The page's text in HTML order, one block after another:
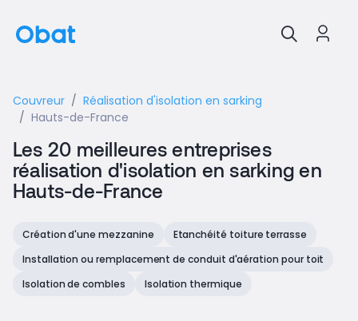
Couvreur
Réalisation d'isolation en sarking
Hauts-de-France
Les 20 meilleures entreprises
réalisation d'isolation en sarking en
Hauts-de-France
Création d'une mezzanine
Etanchéité toiture terrasse
Installation ou remplacement de conduit d'aération pour toit
Isolation de combles
Isolation thermique